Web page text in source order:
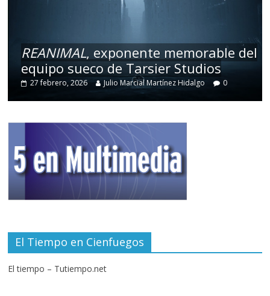
REANIMAL, exponente memorable del
equipo sueco de Tarsier Studios
27 febrero, 2026 Julio Marcial Martínez Hidalgo 0
El Tiempo en Cienfuegos
El tiempo – Tutiempo.net